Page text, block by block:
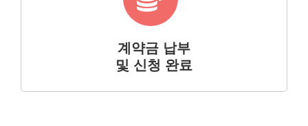
계약금 납부
및 신청 완료